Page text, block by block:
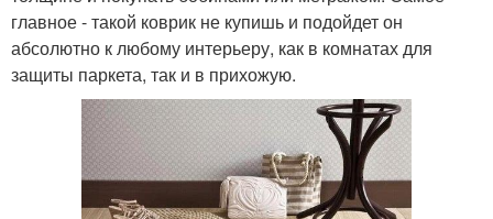
главное - такой коврик не купишь и подойдет он
абсолютно к любому интерьеру, как в комнатах для
защиты паркета, так и в прихожую.